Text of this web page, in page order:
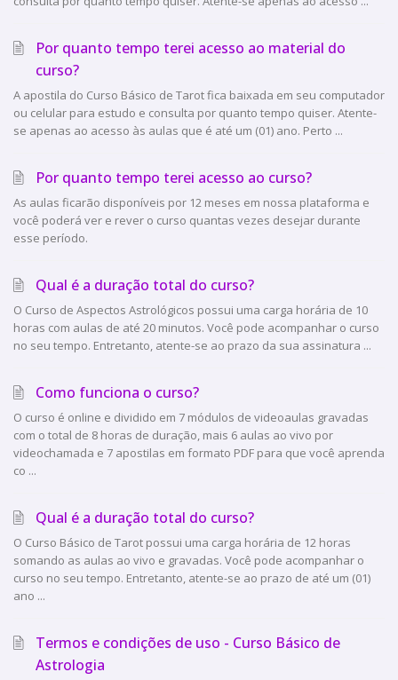
Por quanto tempo terei acesso ao material do
curso?
A apostila do Curso Básico de Tarot fica baixada em seu computador
ou celular para estudo e consulta por quanto tempo quiser. Atente-
se apenas ao acesso às aulas que é até um (01) ano. Perto ...
Por quanto tempo terei acesso ao curso?
As aulas ficarão disponíveis por 12 meses em nossa plataforma e
você poderá ver e rever o curso quantas vezes desejar durante
esse período.
Qual é a duração total do curso?
O Curso de Aspectos Astrológicos possui uma carga horária de 10
horas com aulas de até 20 minutos. Você pode acompanhar o curso
no seu tempo. Entretanto, atente-se ao prazo da sua assinatura ...
Como funciona o curso?
O curso é online e dividido em 7 módulos de videoaulas gravadas
com o total de 8 horas de duração, mais 6 aulas ao vivo por
videochamada e 7 apostilas em formato PDF para que você aprenda
co ...
Qual é a duração total do curso?
O Curso Básico de Tarot possui uma carga horária de 12 horas
somando as aulas ao vivo e gravadas. Você pode acompanhar o
curso no seu tempo. Entretanto, atente-se ao prazo de até um (01)
ano ...
Termos e condições de uso - Curso Básico de
Astrologia